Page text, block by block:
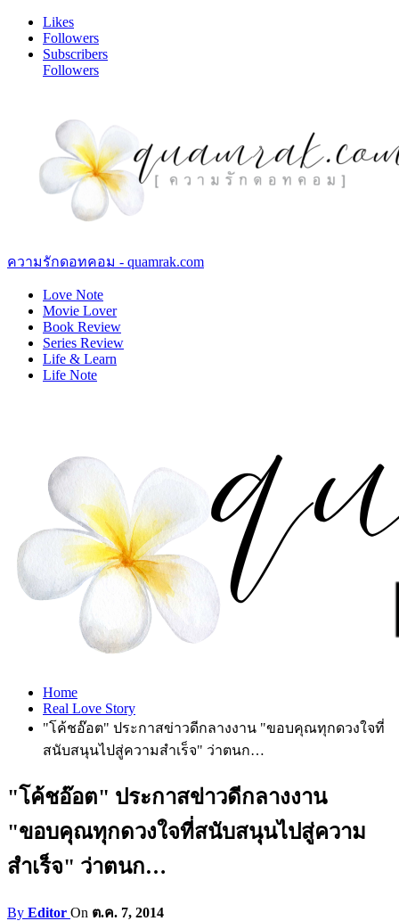
Likes
Followers
Subscribers
Followers
ความรักดอทคอม - quamrak.com
Love Note
Movie Lover
Book Review
Series Review
Life & Learn
Life Note
Home
Real Love Story
"โค้ชอ๊อต" ประกาสข่าวดีกลางงาน "ขอบคุณทุกดวงใจที่
สนับสนุนไปสู่ความสำเร็จ" ว่าตนก…
"โค้ชอ๊อต" ประกาสข่าวดีกลางงาน
"ขอบคุณทุกดวงใจที่สนับสนุนไปสู่ความ
สำเร็จ" ว่าตนก…
By Editor On ต.ค. 7, 2014